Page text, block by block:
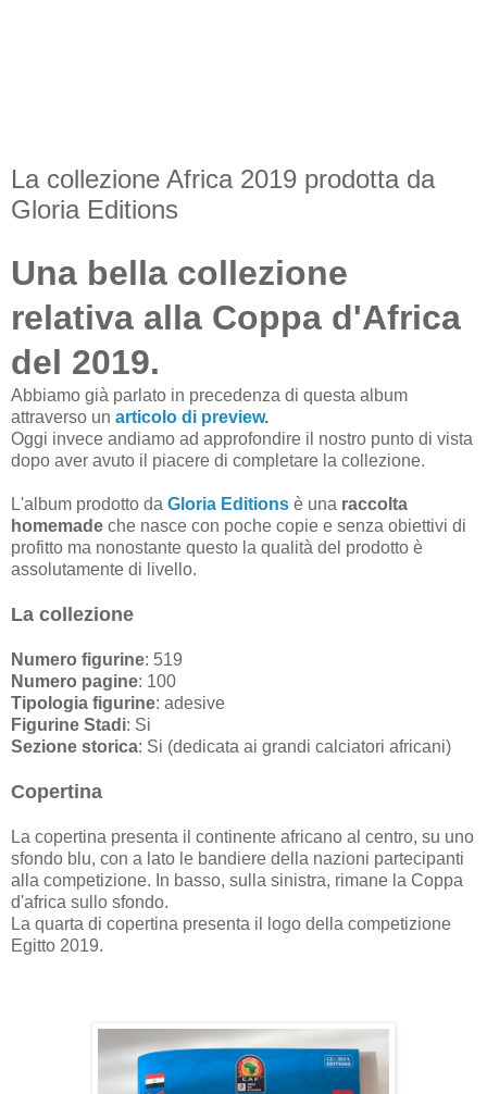
La collezione Africa 2019 prodotta da
Gloria Editions
Una bella collezione
relativa alla Coppa d'Africa
del 2019.
Abbiamo già parlato in precedenza di questa album
attraverso un articolo di preview.
Oggi invece andiamo ad approfondire il nostro punto di vista
dopo aver avuto il piacere di completare la collezione.
L'album prodotto da Gloria Editions è una raccolta
homemade che nasce con poche copie e senza obiettivi di
profitto ma nonostante questo la qualità del prodotto è
assolutamente di livello.
La collezione
Numero figurine: 519
Numero pagine: 100
Tipologia figurine: adesive
Figurine Stadi: Si
Sezione storica: Si (dedicata ai grandi calciatori africani)
Copertina
La copertina presenta il continente africano al centro, su uno
sfondo blu, con a lato le bandiere della nazioni partecipanti
alla competizione. In basso, sulla sinistra, rimane la Coppa
d'africa sullo sfondo.
La quarta di copertina presenta il logo della competizione
Egitto 2019.